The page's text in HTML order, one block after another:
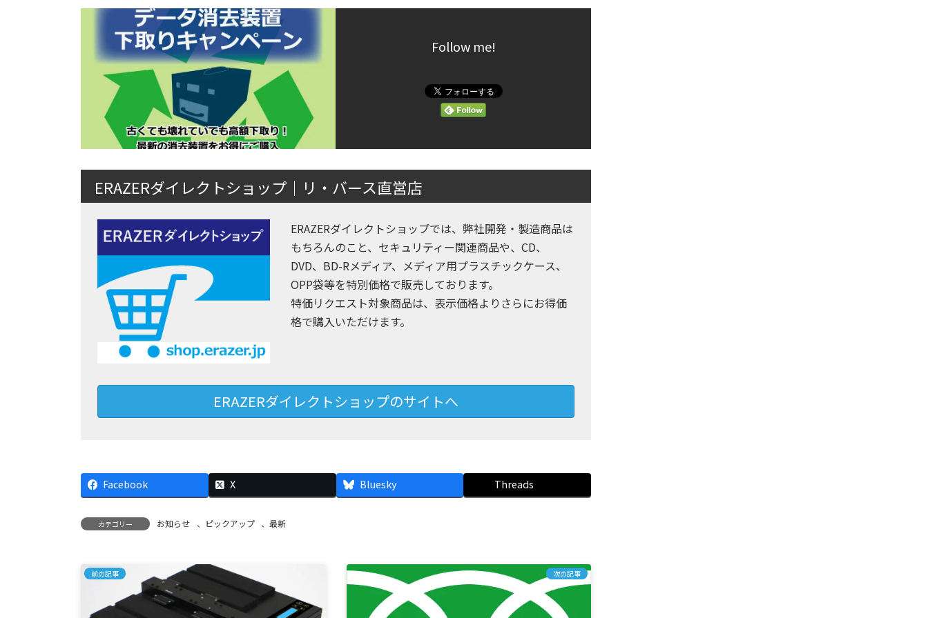
Follow me!
ERAZERダイレクトショップ｜リ・バース直営店
ERAZERダイレクトショップでは、弊社開発・製造商品は
もちろんのこと、セキュリティー関連商品や、CD、
DVD、BD-Rメディア、メディア用プラスチックケース、
OPP袋等を特別価格で販売しております。
特価リクエスト対象商品は、表示価格よりさらにお得価
格で購入いただけます。
ERAZERダイレクトショップのサイトへ
Facebook X Bluesky Threads
カテゴリー お知らせ 、 ピックアップ 、最新
前の記事 次の記事